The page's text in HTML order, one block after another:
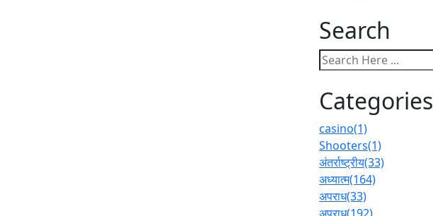
Search
Categories
casino(1)
Shooters(1)
अंतर्राष्ट्रीय(33)
अध्यात्म(164)
अपराध(33)